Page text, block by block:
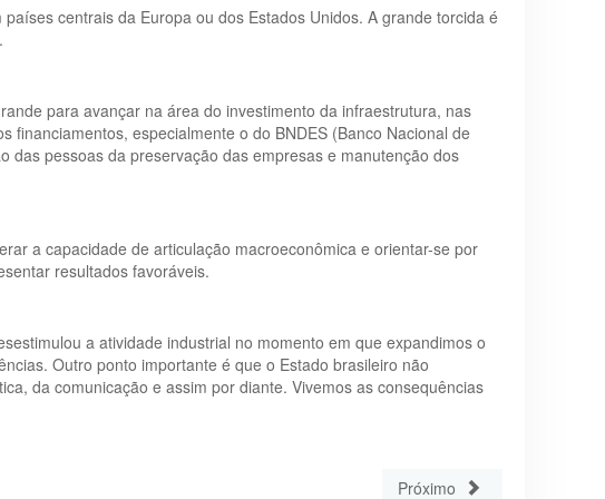
centrais da Europa ou dos Estados Unidos. A grande torcida é
para avançar na área do investimento da infraestrutura, nas
especialmente o do BNDES (Banco Nacional de
das pessoas da preservação das empresas e manutenção dos
a capacidade de articulação macroeconômica e orientar-se por
resultados favoráveis.
a atividade industrial no momento em que expandimos o
Outro ponto importante é que o Estado brasileiro não
da comunicação e assim por diante. Vivemos as consequências
Próximo